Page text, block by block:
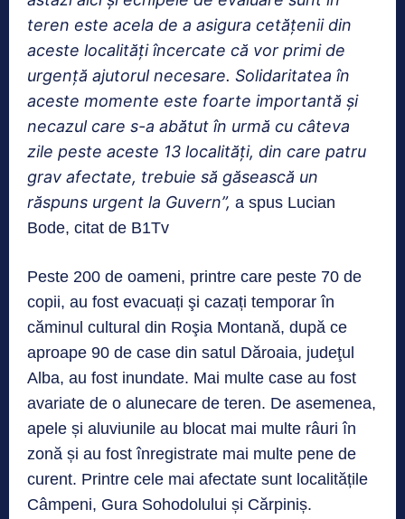
teren este acela de a asigura cetățenii din
aceste localități încercate că vor primi de
urgență ajutorul necesare. Solidaritatea în
aceste momente este foarte importantă și
necazul care s-a abătut în urmă cu câteva
zile peste aceste 13 localități, din care patru
grav afectate, trebuie să găsească un
răspuns urgent la Guvern”, a spus Lucian
Bode, citat de B1Tv
Peste 200 de oameni, printre care peste 70 de
copii, au fost evacuați şi cazați temporar în
căminul cultural din Roşia Montană, după ce
aproape 90 de case din satul Dăroaia, judeţul
Alba, au fost inundate. Mai multe case au fost
avariate de o alunecare de teren. De asemenea,
apele și aluviunile au blocat mai multe râuri în
zonă și au fost înregistrate mai multe pene de
curent. Printre cele mai afectate sunt localitățile
Câmpeni, Gura Sohodolului și Cărpiniș.